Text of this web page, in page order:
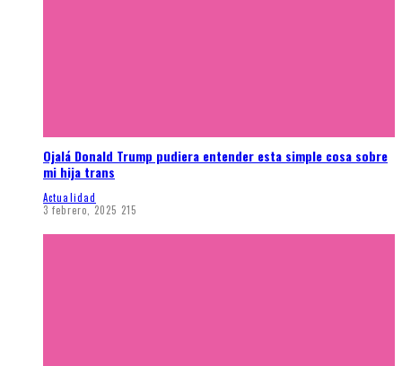
Ojalá Donald Trump pudiera entender esta simple cosa sobre
mi hija trans
Actualidad
3 febrero, 2025 215